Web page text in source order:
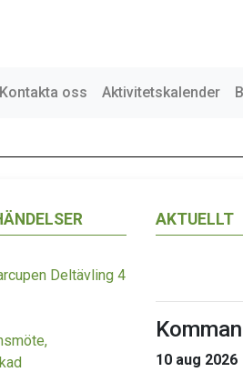
Kontakta oss Aktivitetskalender
Deltävling 4
AKTUELLT
10 aug 2026